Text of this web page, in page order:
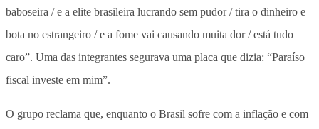
baboseira / e a elite brasileira lucrando sem pudor / tira o dinheiro e
bota no estrangeiro / e a fome vai causando muita dor / está tudo
caro”. Uma das integrantes segurava uma placa que dizia: “Paraíso
fiscal investe em mim”.
O grupo reclama que, enquanto o Brasil sofre com a inflação e com